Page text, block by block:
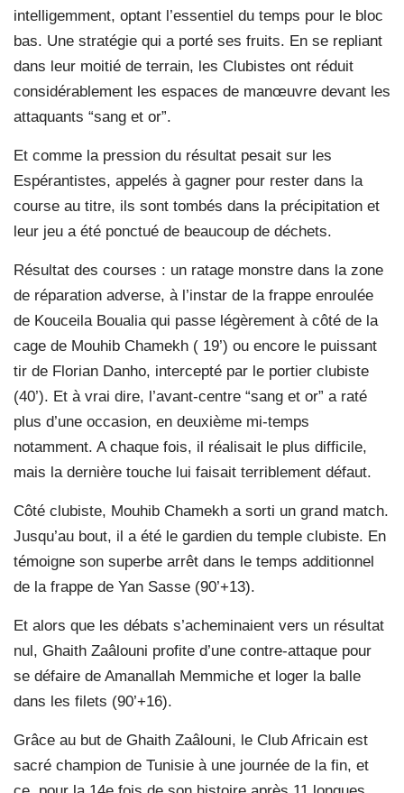
intelligemment, optant l’essentiel du temps pour le bloc
bas. Une stratégie qui a porté ses fruits. En se repliant
dans leur moitié de terrain, les Clubistes ont réduit
considérablement les espaces de manœuvre devant les
attaquants “sang et or”.
Et comme la pression du résultat pesait sur les
Espérantistes, appelés à gagner pour rester dans la
course au titre, ils sont tombés dans la précipitation et
leur jeu a été ponctué de beaucoup de déchets.
Résultat des courses : un ratage monstre dans la zone
de réparation adverse, à l’instar de la frappe enroulée
de Kouceila Boualia qui passe légèrement à côté de la
cage de Mouhib Chamekh ( 19’) ou encore le puissant
tir de Florian Danho, intercepté par le portier clubiste
(40’). Et à vrai dire, l’avant-centre “sang et or” a raté
plus d’une occasion, en deuxième mi-temps
notamment. A chaque fois, il réalisait le plus difficile,
mais la dernière touche lui faisait terriblement défaut.
Côté clubiste, Mouhib Chamekh a sorti un grand match.
Jusqu’au bout, il a été le gardien du temple clubiste. En
témoigne son superbe arrêt dans le temps additionnel
de la frappe de Yan Sasse (90’+13).
Et alors que les débats s’acheminaient vers un résultat
nul, Ghaith Zaâlouni profite d’une contre-attaque pour
se défaire de Amanallah Memmiche et loger la balle
dans les filets (90’+16).
Grâce au but de Ghaith Zaâlouni, le Club Africain est
sacré champion de Tunisie à une journée de la fin, et